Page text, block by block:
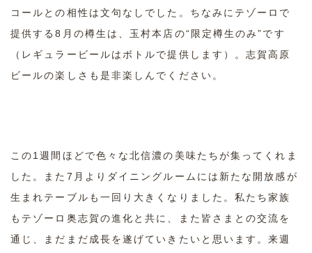
コールとの相性は文句なしでした。ちなみにテゾーロで
提供する8月の樽生は、玉村本店の“限定樽生のみ”です
（レギュラービールはボトルで提供します）。志賀高原
ビールの楽しさも是非楽しんでください。
この1週間ほどで色々な北信濃の美味たちが集ってくれま
した。また7月よりダイニングルームには新たな開放感が
生まれテーブルも一回り大きくなりました。私たち家族
もテゾーロ奥志賀の進化と共に、また皆さまとの交流を
通じ、まだまだ成長を遂げていきたいと思います。来週